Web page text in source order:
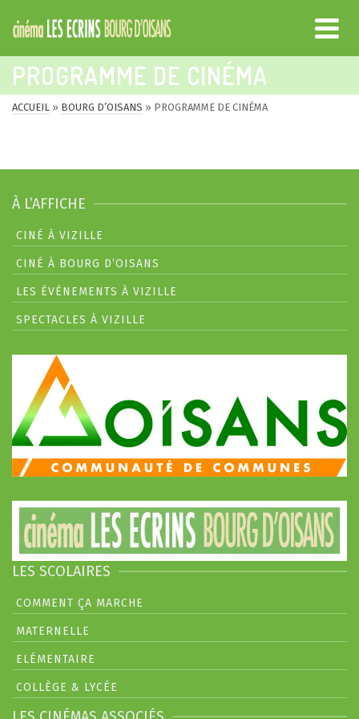
PROGRAMME DE CINÉMA
ACCUEIL » BOURG D’OISANS » PROGRAMME DE CINÉMA
À L’AFFICHE
CINÉ À VIZILLE
CINÉ À BOURG D’OISANS
LES ÉVÉNEMENTS À VIZILLE
SPECTACLES À VIZILLE
LES SCOLAIRES
COMMENT ÇA MARCHE
MATERNELLE
ELÉMENTAIRE
COLLÈGE & LYCÉE